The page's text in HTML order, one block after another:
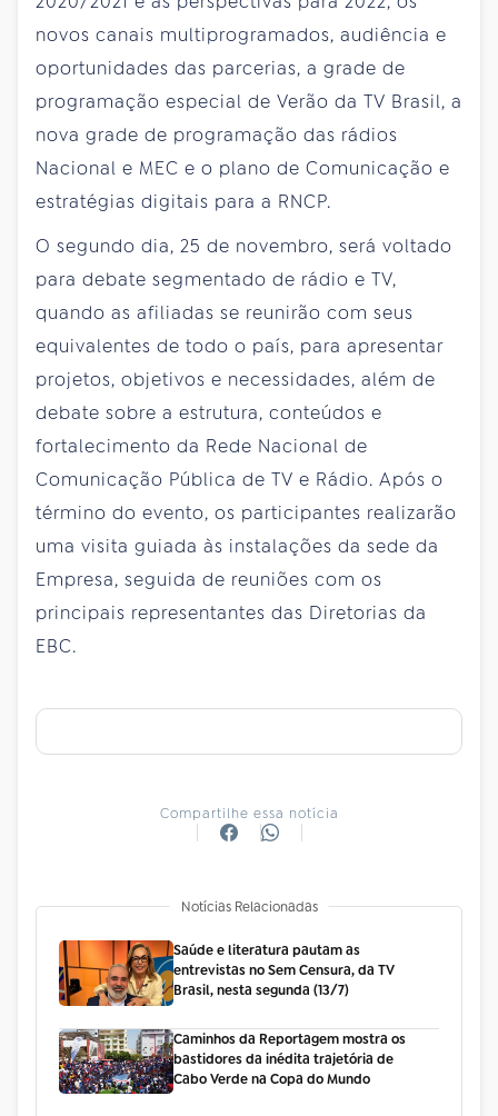
novos canais multiprogramados, audiência e
oportunidades das parcerias, a grade de
programação especial de Verão da TV Brasil, a
nova grade de programação das rádios
Nacional e MEC e o plano de Comunicação e
estratégias digitais para a RNCP.
O segundo dia, 25 de novembro, será voltado
para debate segmentado de rádio e TV,
quando as afiliadas se reunirão com seus
equivalentes de todo o país, para apresentar
projetos, objetivos e necessidades, além de
debate sobre a estrutura, conteúdos e
fortalecimento da Rede Nacional de
Comunicação Pública de TV e Rádio. Após o
término do evento, os participantes realizarão
uma visita guiada às instalações da sede da
Empresa, seguida de reuniões com os
principais representantes das Diretorias da
EBC.
Compartilhe essa notícia
Notícias Relacionadas
Saúde e literatura pautam as
entrevistas no Sem Censura, da TV
Brasil, nesta segunda (13/7)
Caminhos da Reportagem mostra os
bastidores da inédita trajetória de
Cabo Verde na Copa do Mundo